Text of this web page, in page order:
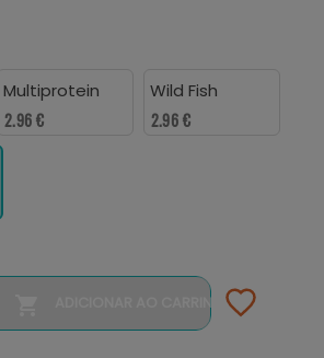
Multiprotein
2.96 €
Wild Fish
2.96 €
ADICIONAR AO CARRINHO